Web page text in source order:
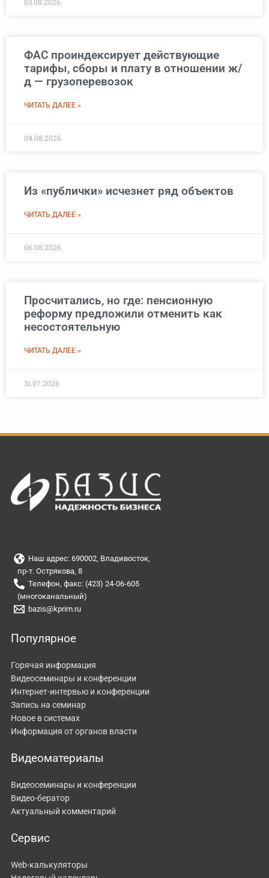
03.08.2026
ФАС проиндексирует действующие
тарифы, сборы и плату в отношении ж/
д — грузоперевозок
ЧИТАТЬ ДАЛЕЕ »
04.08.2026
Из «публички» исчезнет ряд объектов
ЧИТАТЬ ДАЛЕЕ »
06.08.2026
Просчитались, но где: пенсионную
реформу предложили отменить как
несостоятельную
ЧИТАТЬ ДАЛЕЕ »
31.07.2026
Наш адрес: 690002, Владивосток,
пр-т. Острякова, 8
Телефон, факс: (423) 24-06-605
(многоканальный)
bazis@kprim.ru
Популярное
Горячая информация
Видеосеминары и конференции
Интернет-интервью и конференции
Запись на семинар
Новое в системах
Информация от органов власти
Видеоматериалы
Видеосеминары и конференции
Видео-бератор
Актуальный комментарий
Сервис
Web-калькуляторы